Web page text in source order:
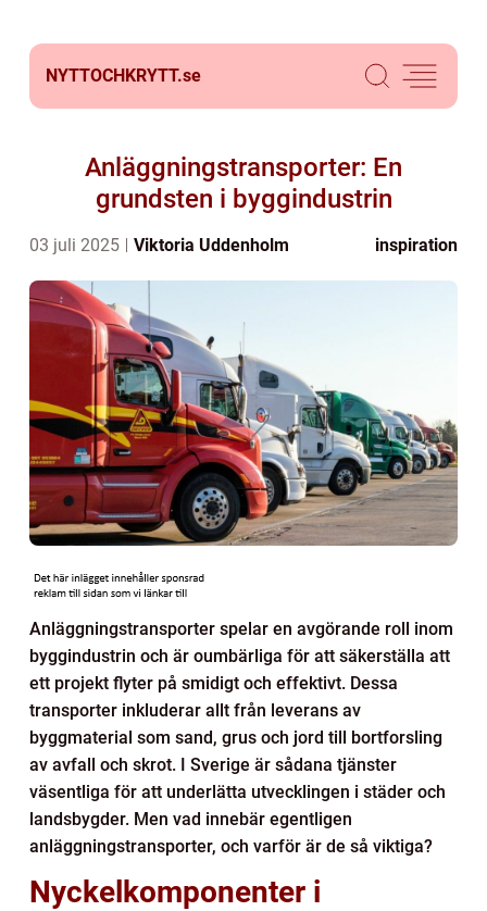
NYTTOCHKRYTT.se
Anläggningstransporter: En
grundsten i byggindustrin
03 juli 2025 Viktoria Uddenholm inspiration
Anläggningstransporter spelar en avgörande roll inom
byggindustrin och är oumbärliga för att säkerställa att
ett projekt flyter på smidigt och effektivt. Dessa
transporter inkluderar allt från leverans av
byggmaterial som sand, grus och jord till bortforsling
av avfall och skrot. I Sverige är sådana tjänster
väsentliga för att underlätta utvecklingen i städer och
landsbygder. Men vad innebär egentligen
anläggningstransporter, och varför är de så viktiga?
Nyckelkomponenter i